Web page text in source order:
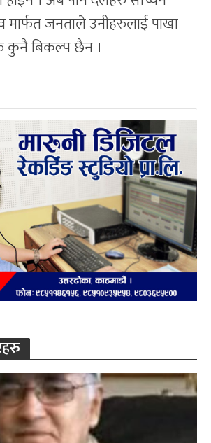
जनताले उनीहरुलाई पाखा
कुनै बिकल्प छैन ।